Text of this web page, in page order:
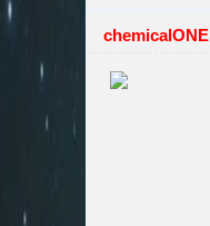
chemicalONE